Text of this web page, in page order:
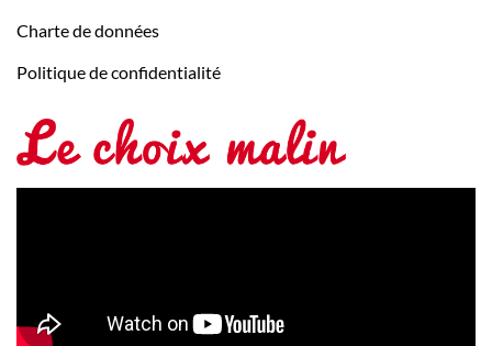
Charte de données
Politique de confidentialité